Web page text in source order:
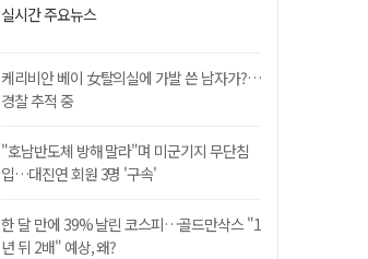
실시간 주요뉴스
케리비안 베이 女탈의실에 가발 쓴 남자가?…
경찰 추적 중
"호남반도체 방해 말라"며 미군기지 무단침
입…대진연 회원 3명 '구속'
한 달 만에 39% 날린 코스피…골드만삭스 "1
년 뒤 2배" 예상, 왜?